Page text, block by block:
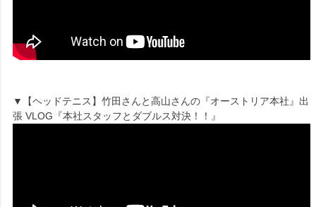
▼【ヘッドテニス】竹田さんと高山さんの『オーストリア本社』出
張 VLOG『本社スタッフとダブルス対決！！』